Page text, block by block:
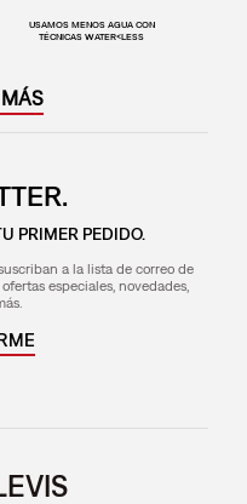
USAMOS MENOS AGUA CON
TÉCNICAS WATER<LESS
PRIMER PEDIDO.
a la lista de correo de
especiales, novedades,